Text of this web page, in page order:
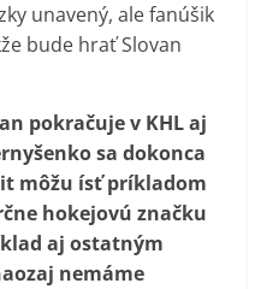
unavený, ale fanúšik
bude hrať Slovan
pokračuje v KHL aj
sa dokonca
môžu ísť príkladom
hokejovú značku
aj ostatným
nemáme